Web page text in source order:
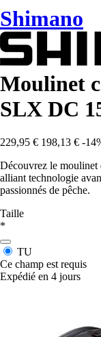
Shimano
Moulinet
SLX DC
229,95 € 198,13 € -
Découvrez le
alliant technologie
passionnés de pêche.
Taille
*
TU
Ce champ est requis
Expédié en 4 jours